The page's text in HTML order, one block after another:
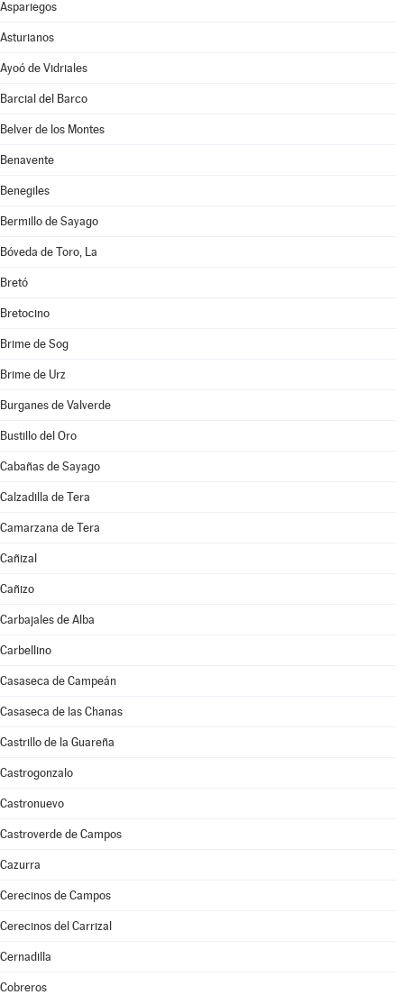
Aspariegos
Asturianos
Ayoó de Vidriales
Barcial del Barco
Belver de los Montes
Benavente
Benegiles
Bermillo de Sayago
Bóveda de Toro, La
Bretó
Bretocino
Brime de Sog
Brime de Urz
Burganes de Valverde
Bustillo del Oro
Cabañas de Sayago
Calzadilla de Tera
Camarzana de Tera
Cañizal
Cañizo
Carbajales de Alba
Carbellino
Casaseca de Campeán
Casaseca de las Chanas
Castrillo de la Guareña
Castrogonzalo
Castronuevo
Castroverde de Campos
Cazurra
Cerecinos de Campos
Cerecinos del Carrizal
Cernadilla
Cobreros